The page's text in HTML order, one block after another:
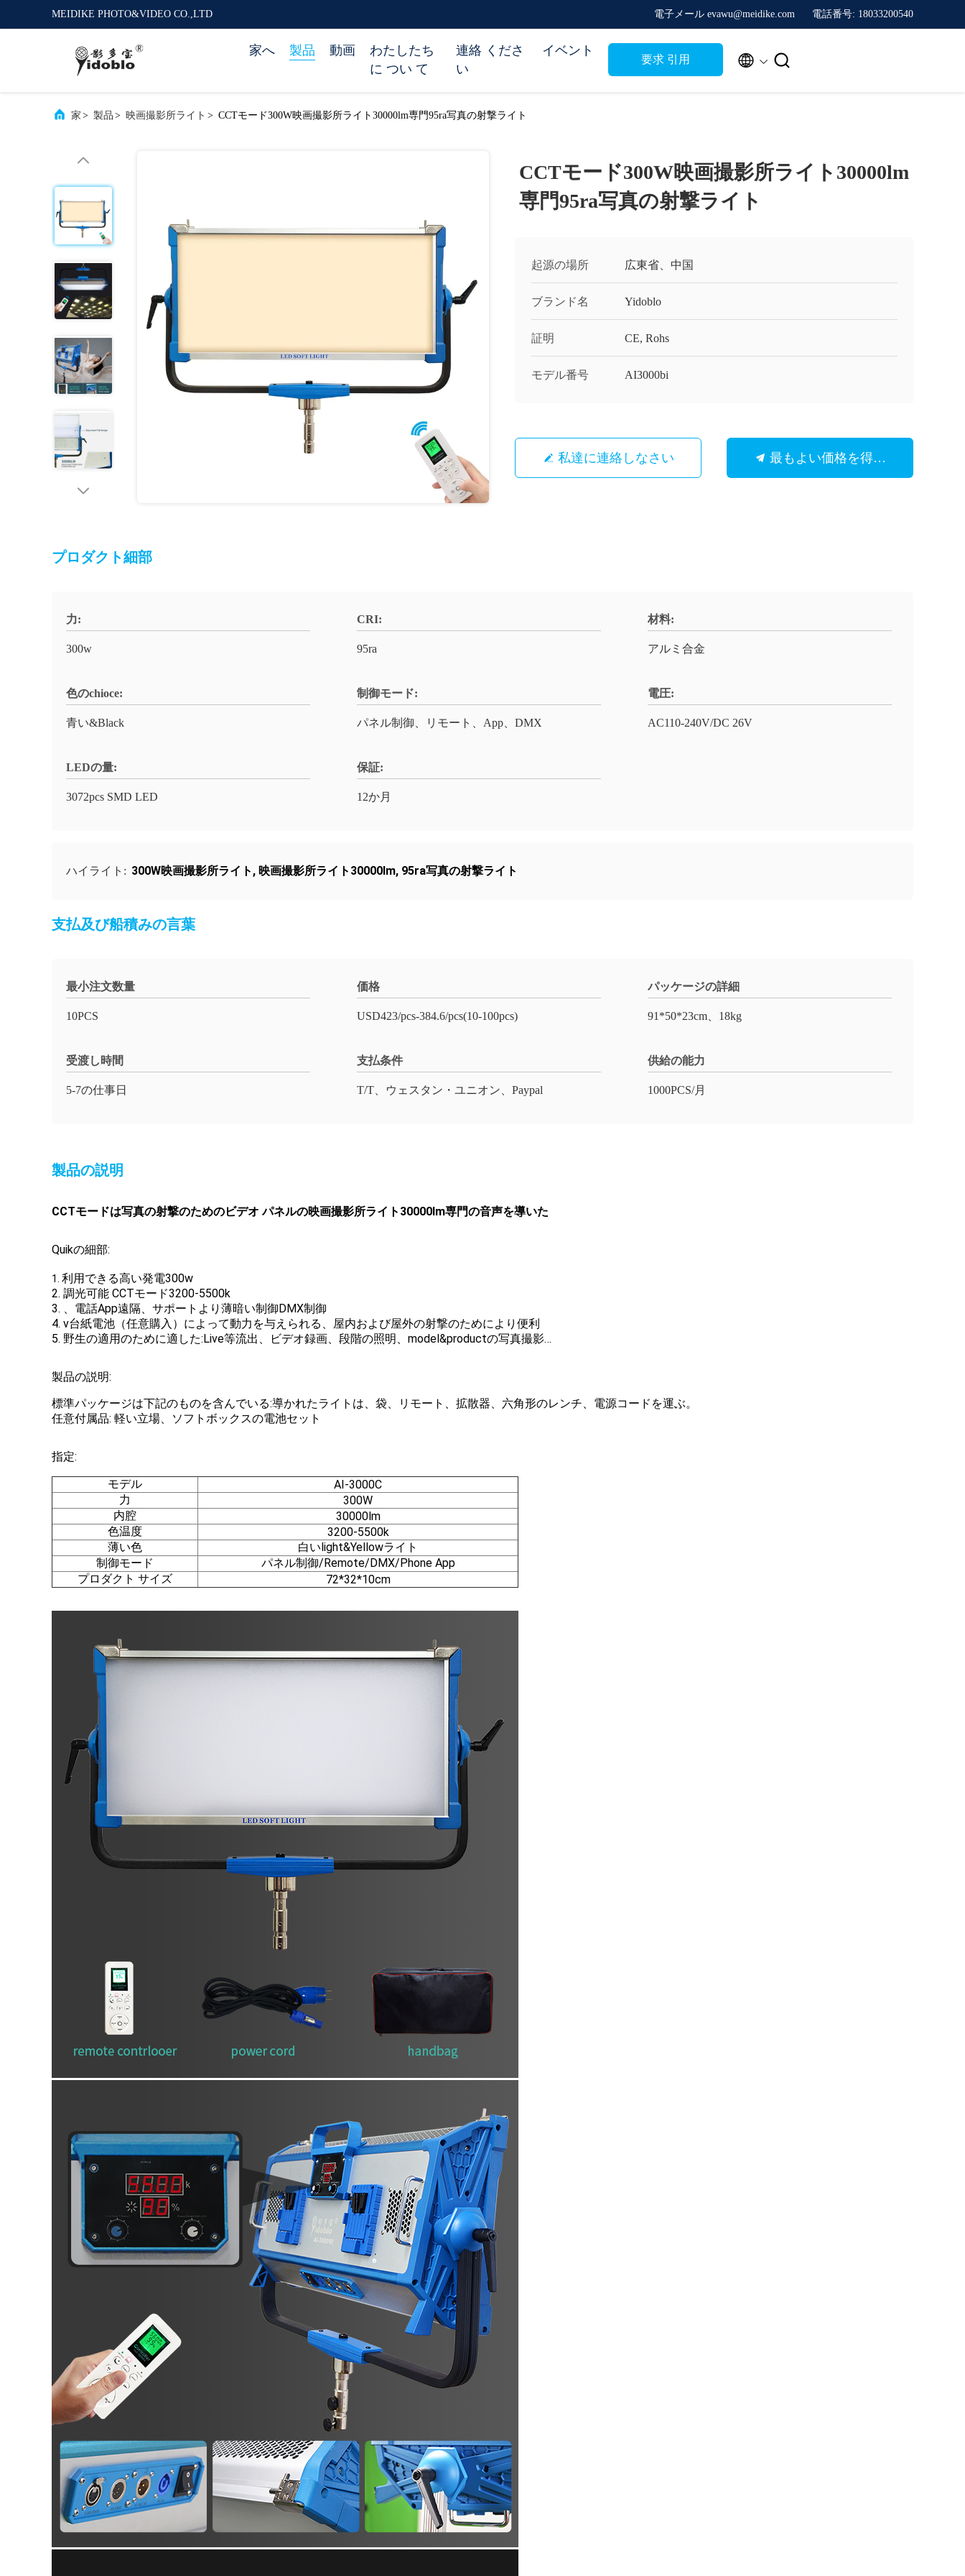
MEIDIKE PHOTO&VIDEO CO.,LTD 電子メール evawu@meidike.com 電話番号: 18033200540
家へ 製品 動画
わたしたち
に つい て
連絡 くださ
い
イベント
要求 引用  
家 > 製品 > 映画撮影所ライト > CCTモード300W映画撮影所ライト30000lm専門95ra写真の射撃ライト
CCTモード300W映画撮影所ライト30000lm
専門95ra写真の射撃ライト
起源の場所 広東省、中国
ブランド名 Yidoblo
証明 CE, Rohs
モデル番号 AI3000bi
私達に連絡しなさい 最もよい価格を得なさい
プロダクト細部
力:
300w
CRI:
95ra
材料:
アルミ合金
色のchioce:
青い&Black
制御モード:
パネル制御、リモート、App、DMX
電圧:
AC110-240V/DC 26V
LEDの量:
3072pcs SMD LED
保証:
12か月
ハイライト: 300W映画撮影所ライト , 映画撮影所ライト30000lm, 95ra写真の射撃ライト
支払及び船積みの言葉
最小注文数量
10PCS
価格
USD423/pcs-384.6/pcs(10-100pcs)
パッケージの詳細
91*50*23cm、18kg
受渡し時間
5-7の仕事日
支払条件
T/T、ウェスタン・ユニオン、Paypal
供給の能力
1000PCS/月
製品の説明
CCTモードは写真の射撃のためのビデオ パネルの映画撮影所ライト30000lm専門の音声を導いた
Quikの細部:
1. 利用できる高い発電300w
2. 調光可能 CCTモード3200-5500k
3. 、電話App遠隔、サポートより薄暗い制御DMX制御
4. v台紙電池（任意購入）によって動力を与えられる、屋内および屋外の射撃のためにより便利
5. 野生の適用のために適した:Live等流出、ビデオ録画、段階の照明、model&productの写真撮影…
製品の説明:
標準パッケージは下記のものを含んでいる:導かれたライトは、袋、リモート、拡散器、六角形のレンチ、電源コードを運ぶ。
任意付属品: 軽い立場、ソフトボックスの電池セット
指定:
モデル
AI-3000C
力
300W
内腔
30000lm
色温度
3200-5500k
薄い色
白いlight&Yellowライト
制御モード
パネル制御/Remote/DMX/Phone App
プロダクト サイズ
72*32*10cm